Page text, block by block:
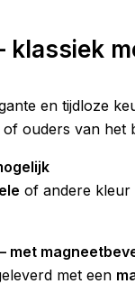
klassiek
en tijdloze
ouders van het
of andere kleur
met
met een